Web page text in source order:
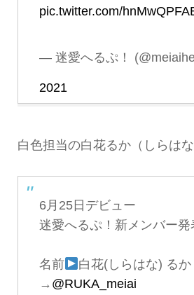
pic.twitter.com/
— 迷愛へるぷ！
2021
白色担当の白花るか（しらはな
6月25日デビュー
迷愛へるぷ！新メンバー発
名前
白花(しらはな) るか
→ @RUKA_meiai